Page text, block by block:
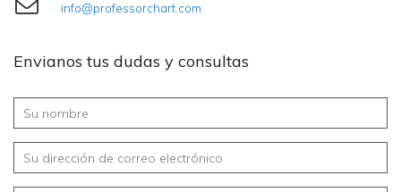
info@professorchart.com
Envianos tus dudas y consultas